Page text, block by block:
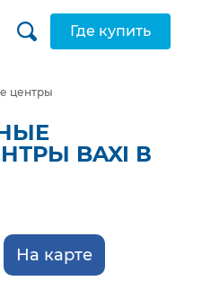
Где купить
центры
BAXI В
На карте